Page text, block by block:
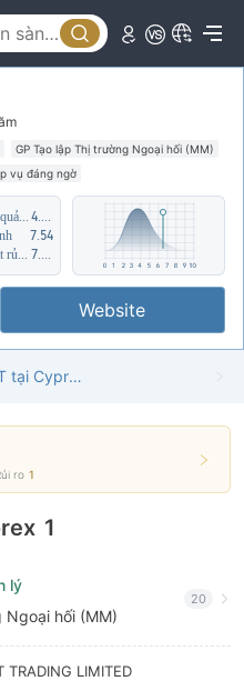
GP Tạo lập Thị trường Ngoại hối (MM)
vụ đáng ngờ
bình
7.54
Website
Một chuyến thăm RYNAT tại Cyprus - Tìm thấy Văn phòng
ro 1
1
lý
Ngoại hối (MM)
20
LIMITED